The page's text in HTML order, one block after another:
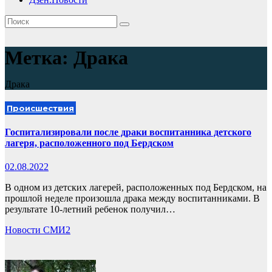
Метка: Драка
Драка
Происшествия
Госпитализировали после драки воспитанника детского
лагеря, расположенного под Бердском
02.08.2022
В одном из детских лагерей, расположенных под Бердском, на
прошлой неделе произошла драка между воспитанниками. В
результате 10-летний ребенок получил…
Новости СМИ2